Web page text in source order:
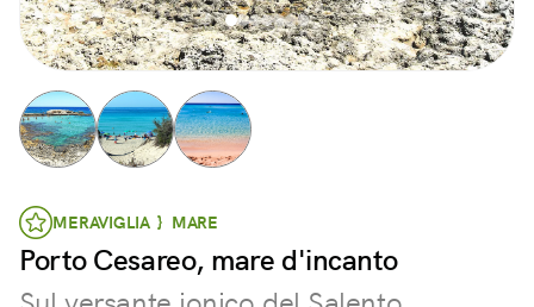
MERAVIGLIA } MARE
Porto Cesareo, mare d'incanto